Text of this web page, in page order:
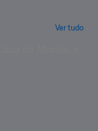
Ver tudo